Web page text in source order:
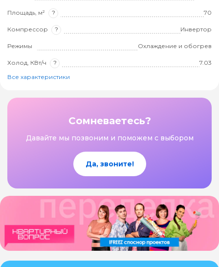
Площадь, м² ? 70
Компрессор ? Инвертор
Режимы Охлаждение и обогрев
Холод, КВт/ч ?
7.03
Все характеристики
Сомневаетесь?
Давайте мы позвоним и поможем с выбором
Да, звоните!